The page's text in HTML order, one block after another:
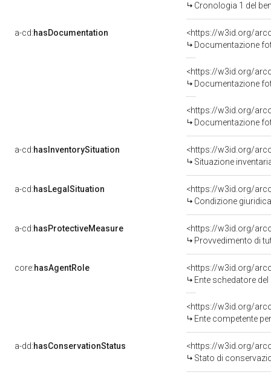
Cronologia 1 del
a-cd:hasDocumentation
Documentazione
Documentazione
Documentazione
a-cd:hasInventorySituation
<https://w3id.org/
Situazione
a-cd:hasLegalSituation
Condizione
a-cd:hasProtectiveMeasure
<https://w3id.org/
Provvedimento di
core:hasAgentRole
<https://w3id.org/
Ente schedatore
<https://w3id.org/
Ente competente
a-dd:hasConservationStatus
<https://w3id.org/
Stato di